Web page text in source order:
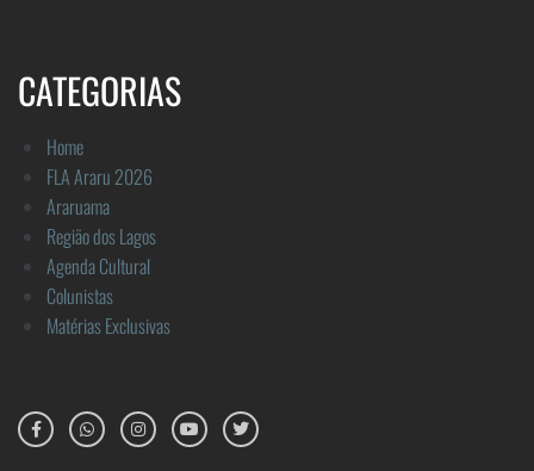
CATEGORIAS
Home
FLA Araru 2026
Araruama
Região dos Lagos
Agenda Cultural
Colunistas
Matérias Exclusivas